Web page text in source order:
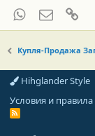
WhatsApp
Купля-Продажа
Hihglander Style
Условия и правила
R